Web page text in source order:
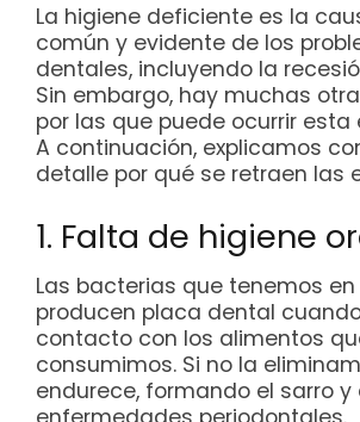
La higiene deficiente es la
común y evidente de los
dentales, incluyendo la
Sin embargo, hay muchas
por las que puede ocurrir
A continuación, explicamos
detalle por qué se retraen las
1. Falta de higiene
Las bacterias que tenemos
producen placa dental
contacto con los alimentos
consumimos. Si no la
endurece, formando el sarro